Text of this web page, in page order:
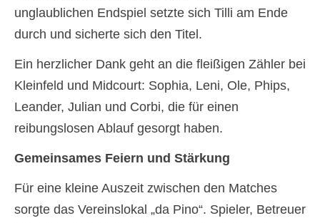
unglaublichen Endspiel setzte sich Tilli am Ende
durch und sicherte sich den Titel.
Ein herzlicher Dank geht an die fleißigen Zähler bei
Kleinfeld und Midcourt: Sophia, Leni, Ole, Phips,
Leander, Julian und Corbi, die für einen
reibungslosen Ablauf gesorgt haben.
Gemeinsames Feiern und Stärkung
Für eine kleine Auszeit zwischen den Matches
sorgte das Vereinslokal „da Pino“. Spieler, Betreuer